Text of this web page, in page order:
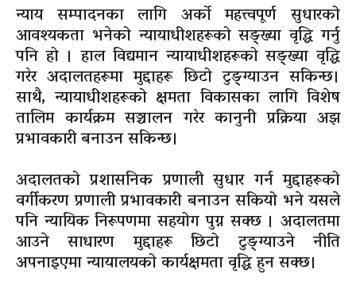
न्याय सम्पादनका लागि अर्को महत्त्वपूर्ण सुधारको
आवश्यकता भनेको न्यायाधीशहरूको सङ्ख्या वृद्धि गर्नु
पनि हो । हाल विद्यमान न्यायाधीशहरूको सङ्ख्या वृद्धि
गरेर अदालतहरूमा मुद्दाहरू छिटो टुङ्ग्याउन सकिन्छ।
साथै, न्यायाधीशहरूको क्षमता विकासका लागि विशेष
तालिम कार्यक्रम सञ्चालन गरेर कानुनी प्रक्रिया अझ
प्रभावकारी बनाउन सकिन्छ।
अदालतको प्रशासनिक प्रणाली सुधार गर्न मुद्दाहरूको
वर्गीकरण प्रणाली प्रभावकारी बनाउन सकियो भने यसले
पनि न्यायिक निरूपणमा सहयोग पुग्न सक्छ । अदालतमा
आउने साधारण मुद्दाहरू छिटो टुङ्ग्याउने नीति
अपनाइएमा न्यायालयको कार्यक्षमता वृद्धि हुन सक्छ।